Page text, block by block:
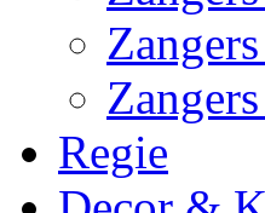
Regie